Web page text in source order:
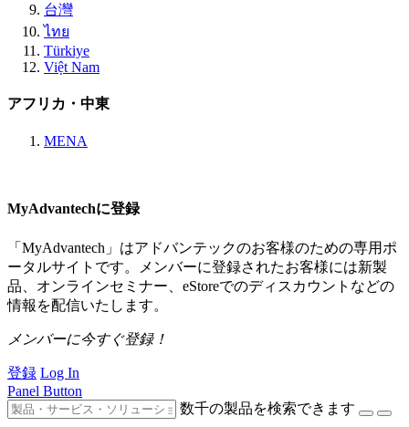
台灣
ไทย
Türkiye
Việt Nam
アフリカ・中東
MENA
MyAdvantechに登録
「MyAdvantech」はアドバンテックのお客様のための専用ポ
ータルサイトです。メンバーに登録されたお客様には新製
品、オンラインセミナー、eStoreでのディスカウントなどの
情報を配信いたします。
メンバーに今すぐ登録！
登録 Log In
Panel Button
数千の製品を検索できます